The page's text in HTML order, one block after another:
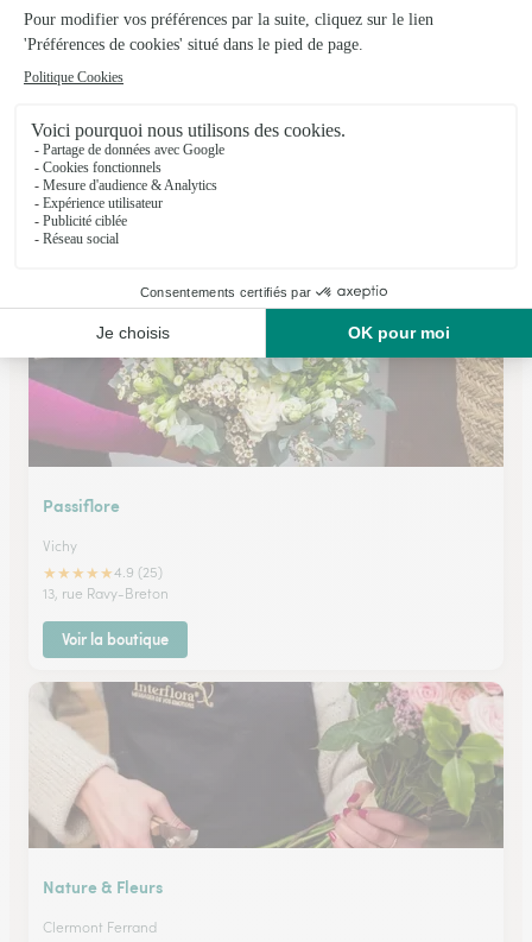
Elise Renault
Vichy
★★★★★3.4 (29)
28, rue du Président Wilson
Passiflore
Vichy
★★★★★4.9 (25)
13, rue Ravy-Breton
Voir la boutique
Nature & Fleurs
Clermont Ferrand